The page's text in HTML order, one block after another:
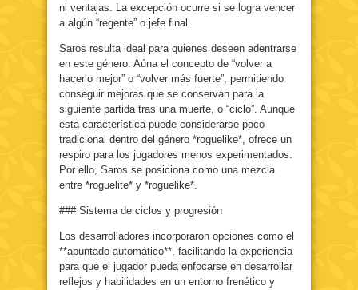
ni ventajas. La excepción ocurre si se logra vencer
a algún “regente” o jefe final.
Saros resulta ideal para quienes deseen adentrarse
en este género. Aúna el concepto de “volver a
hacerlo mejor” o “volver más fuerte”, permitiendo
conseguir mejoras que se conservan para la
siguiente partida tras una muerte, o “ciclo”. Aunque
esta característica puede considerarse poco
tradicional dentro del género *roguelike*, ofrece un
respiro para los jugadores menos experimentados.
Por ello, Saros se posiciona como una mezcla
entre *roguelite* y *roguelike*.
### Sistema de ciclos y progresión
Los desarrolladores incorporaron opciones como el
**apuntado automático**, facilitando la experiencia
para que el jugador pueda enfocarse en desarrollar
reflejos y habilidades en un entorno frenético y